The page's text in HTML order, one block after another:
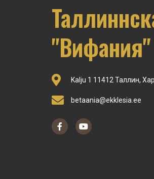
"Вифания"
Kalju 1 11412 Таллин,
betaania@ekklesia.ee